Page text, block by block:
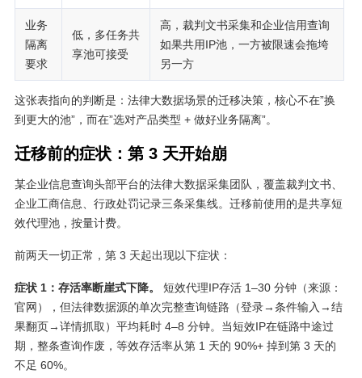
业务
隔离
要求
低，多任务共
享池可接受
高，裁判文书采集和企业信用查询
如果共用IP池，一方被限速会拖垮
另一方
这张表指向的判断是：法律大数据场景的迁移决策，核心不在”换
到更大的池”，而在”选对产品类型 + 做好业务隔离”。
迁移前的症状：第 3 天开始崩
某企业信息查询头部平台的法律大数据采集团队，覆盖裁判文书、
企业工商信息、行政处罚记录三条采集线。迁移前使用的是共享短
效代理池，按量计费。
前两天一切正常，第 3 天起出现以下症状：
症状 1：存活率断崖式下降。
短效代理IP存活 1–30 分钟（来源：
官网），但法律数据源的单次完整查询链路（登录→条件输入→结
果翻页→详情抓取）平均耗时 4–8 分钟。当短效IP在链路中途过
期，整条查询作废，等效存活率从第 1 天的 90%+ 掉到第 3 天的
不足 60%。